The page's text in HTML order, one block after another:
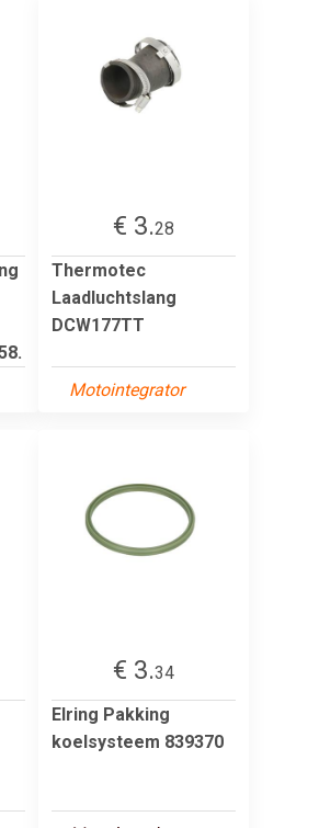
€ 3.28
Thermotec
Laadluchtslang
DCW177TT
Motointegrator
€ 3.34
Elring Pakking
koelsysteem 839370